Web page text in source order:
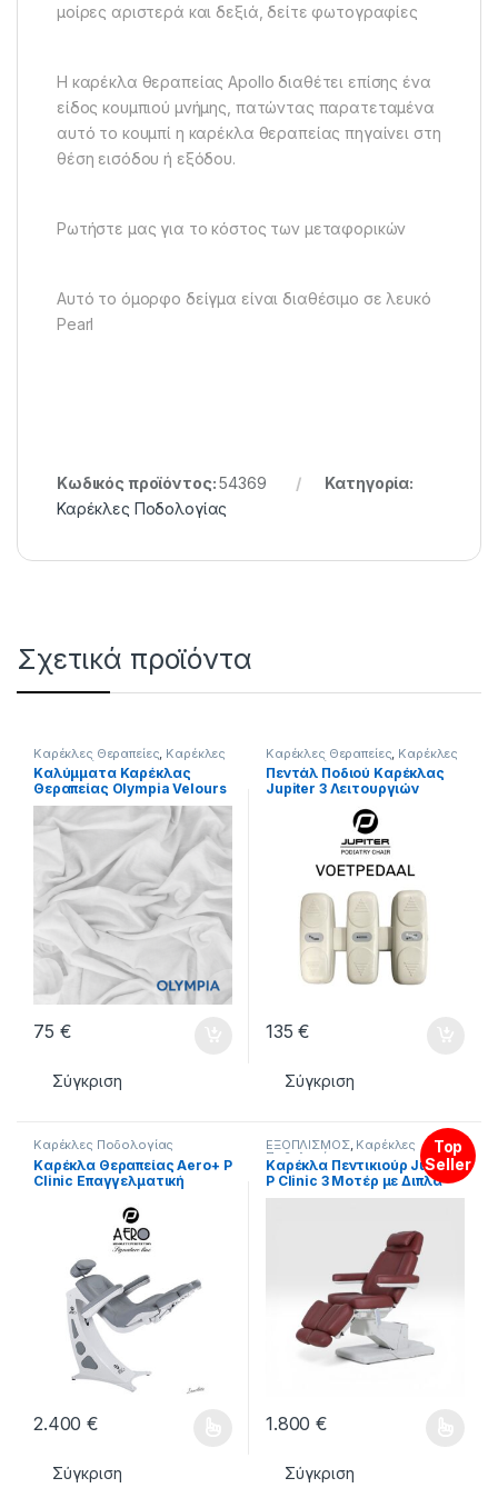
μοίρες αριστερά και δεξιά, δείτε φωτογραφίες
Η καρέκλα θεραπείας Apollo διαθέτει επίσης ένα
είδος κουμπιού μνήμης, πατώντας παρατεταμένα
αυτό το κουμπί η καρέκλα θεραπείας πηγαίνει στη
θέση εισόδου ή εξόδου.
Ρωτήστε μας για το κόστος των μεταφορικών
Αυτό το όμορφο δείγμα είναι διαθέσιμο σε λευκό
Pearl
Κωδικός προϊόντος:54369
Κατηγορία:
Καρέκλες Ποδολογίας
Σχετικά προϊόντα
Καρέκλες Θεραπείες Καρέκλες
Ποδολογίας , ΝΕΑ ΠΡΟΙΟΝΤΑ
Καλύμματα Καρέκλας
Θεραπείας Olympia Velours
Σετ Πλήρες
75 €
Σύγκριση
Καρέκλες Θεραπείες Καρέκλες
Ποδολογίας, ΝΕΑ ΠΡΟΙΟΝΤΑ
Πεντάλ Ποδιού Καρέκλας
Jupiter 3 Λειτουργιών
135€
Σύγκριση
Καρέκλες Ποδολογίας
Καρέκλα Θεραπείας Aero+ P
Clinic Επαγγελματική
2.400€
Σύγκριση
Top
Seller
ΕΞΟΠΛΙΣΜΟΣ, Καρέκλες
Ποδολογίας
Καρέκλα Πεντικιούρ Jupiter
P Clinic 3 Μοτέρ με Διπλά
Ρυθμιζόμενα Ποδοστήρια
1.800€
Σύγκριση